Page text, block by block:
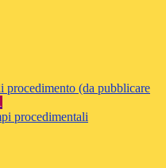
procedimento (da pubblicare
procedimentali